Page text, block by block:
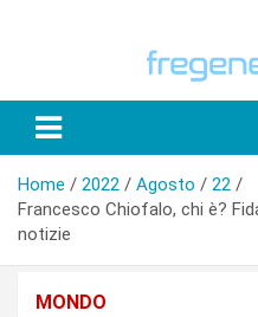
Home 2022 Agosto
22
Francesco Chiofalo, chi è?
notizie
MONDO